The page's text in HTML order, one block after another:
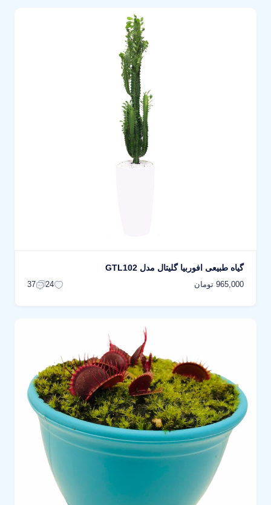
گیاه طبیعی افوربیا گلیتال مدل GTL102
965,000 تومان 24
37